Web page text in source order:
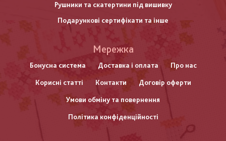
Рушники та скатертини під вишивку
Подарункові сертифікати та інше
нижнього
колонтитулу
Мережка
Бонусна система Доставка і оплата Про нас
Корисні статті Контакти Договір оферти
Умови обміну та повернення
Політика конфіденційності